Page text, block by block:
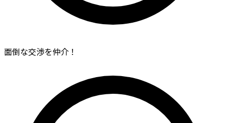
面倒な交渉を仲介！